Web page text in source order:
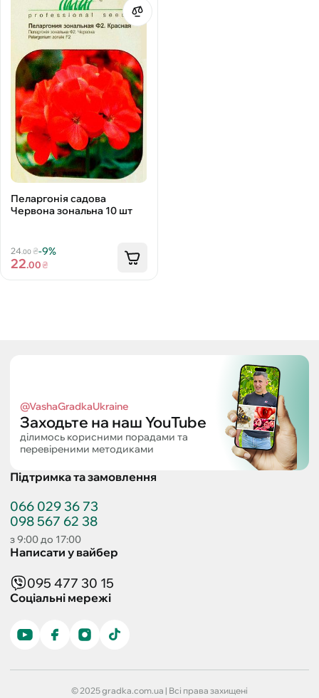
Пеларгонія садова
Червона зональна 10 шт
24.00₴-9%
22.00₴
@VashaGradkaUkraine
Заходьте на наш YouTube
ділимось корисними порадами та
перевіреними методиками
Підтримка та замовлення
066 029 36 73
098 567 62 38
з 9:00 до 17:00
Написати у вайбер
095 477 30 15
Соціальні мережі
© 2025 gradka.com.ua | Всі права захищені